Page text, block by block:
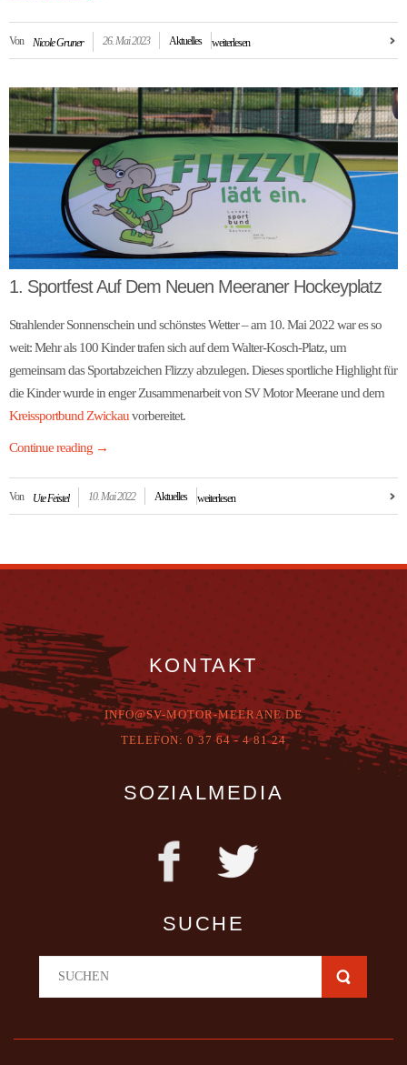
Von Nicole Gruner 26. Mai 2023 Aktuelles weiterlesen
1. Sportfest Auf Dem Neuen Meeraner Hockeyplatz
Strahlender Sonnenschein und schönstes Wetter – am 10. Mai 2022 war es so
weit: Mehr als 100 Kinder trafen sich auf dem Walter-Kosch-Platz, um
gemeinsam das Sportabzeichen Flizzy abzulegen. Dieses sportliche Highlight für
die Kinder wurde in enger Zusammenarbeit von SV Motor Meerane und dem
Kreissportbund Zwickauvorbereitet.
Continue reading →
Von Ute Feistel 10. Mai 2022 Aktuelles weiterlesen
KONTAKT
INFO@SV-MOTOR-MEERANE.DE
TELEFON: 0 37 64 - 4 81 24
SOZIALMEDIA
SUCHE